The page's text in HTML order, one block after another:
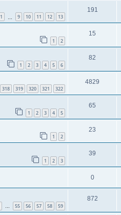
1 9 10 11 12 13
191
1 2
15
1 2 3 4 5 6
82
318 319 320 321 322
4829
1 2 3 4 5
65
1 2
23
1 2 3
39
0
… 55 56 57 58 59
872